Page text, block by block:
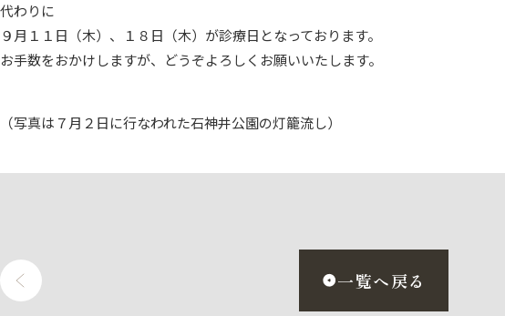
代わりに
９月１１日（木）、１８日（木）が診療日となっております。
お手数をおかけしますが、どうぞよろしくお願いいたします。
（写真は７月２日に行なわれた石神井公園の灯籠流し）
一覧へ戻る